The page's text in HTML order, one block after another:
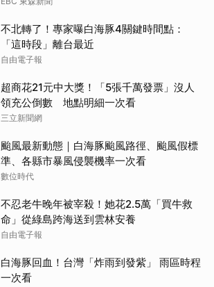
不北轉了！專家曝白海豚4關鍵時間點：
「這時段」離台最近
自由電子報
超商花21元中大獎！「5張千萬發票」沒人
領充公倒數 地點明細一次看
三立新聞網
颱風最新動態｜白海豚颱風路徑、颱風假標
準、各縣市暴風侵襲機率一次看
數位時代
不忍老牛晚年被宰殺！她花2.5萬「買牛救
命」從綠島跨海送到雲林安養
自由電子報
白海豚回血！台灣「炸雨到發紫」 雨區時程
一次看